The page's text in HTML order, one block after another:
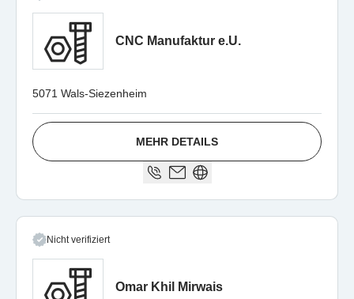
CNC Manufaktur e.U.
5071 Wals-Siezenheim
MEHR DETAILS
Nicht verifiziert
Omar Khil Mirwais